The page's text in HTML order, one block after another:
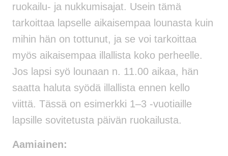
ruokailu- ja nukkumisajat. Usein tämä
tarkoittaa lapselle aikaisempaa lounasta kuin
mihin hän on tottunut, ja se voi tarkoittaa
myös aikaisempaa illallista koko perheelle.
Jos lapsi syö lounaan n. 11.00 aikaa, hän
saatta haluta syödä illallista ennen kello
viittä. Tässä on esimerkki 1–3 -vuotiaille
lapsille sovitetusta päivän ruokailusta.
Aamiainen: